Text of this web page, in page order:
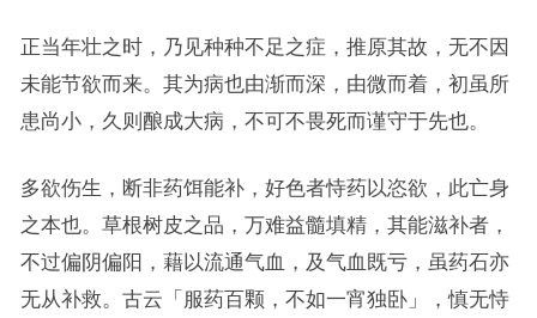
正当年壮之时，乃见种种不足之症，推原其故，无不因
未能节欲而来。其为病也由渐而深，由微而着，初虽所
患尚小，久则酿成大病，不可不畏死而谨守于先也。
多欲伤生，断非药饵能补，好色者恃药以恣欲，此亡身
之本也。草根树皮之品，万难益髓填精，其能滋补者，
不过偏阴偏阳，藉以流通气血，及气血既亏，虽药石亦
无从补救。古云「服药百颗，不如一宵独卧」，慎无恃